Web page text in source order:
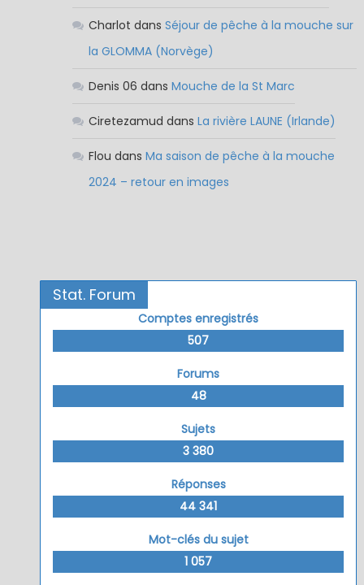
Charlot dans Séjour de pêche à la mouche sur
la GLOMMA (Norvège)
Denis 06 dans Mouche de la St Marc
Ciretezamud dans La rivière LAUNE (Irlande)
Flou dans Ma saison de pêche à la mouche
2024 – retour en images
Stat. Forum
Comptes enregistrés
507
Forums
48
Sujets
3 380
Réponses
44 341
Mot-clés du sujet
1 057